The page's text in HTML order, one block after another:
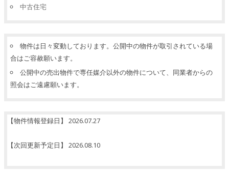
中古住宅
物件は日々変動しております。公開中の物件が取引されている場
合はご容赦願います。
公開中の売出物件で専任媒介以外の物件について、同業者からの
照会はご遠慮願います。
【物件情報登録日】 2026.07.27
【次回更新予定日】 2026.08.10